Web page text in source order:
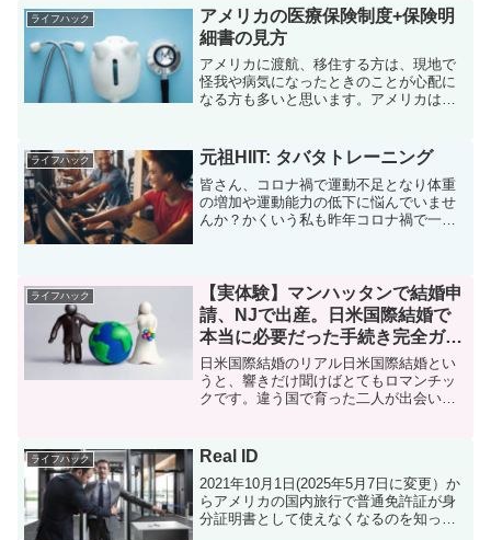
プラットフォームサービスです。Meetup
とは？Mee...
ライフハック
アメリカの医療保険制度+保険明
細書の見方
アメリカに渡航、移住する方は、現地で
怪我や病気になったときのことが心配に
なる方も多いと思います。アメリカは医
数百ドルを請求されるケースもありま
す。ちなみに私も先日自転車に...
ライフハック 元祖HIIT: タバタトレーニング
皆さん、コロナ禍で運動不足となり体重
の増加や運動能力の低下に悩んでいませ
んか？かくいう私も昨年コロナ禍で一時
ってしまい、全てのズ...
ライフハック
【実体験】マンハッタンで結婚申
請、NJで出産。日米国際結婚で
本当に必要だった手続き完全ガイ
ド
日米国際結婚のリアル日米国際結婚とい
うと、響きだけ聞けばとてもロマンチッ
クです。違う国で育った二人が出会い、
のストーリーだと思います。ただ、実際
ライフハック Real ID
2021年10月1日(2025年5月7日に変更）か
らアメリカの国内旅行で普通免許証が身
分証明書として使えなくなるのを知って